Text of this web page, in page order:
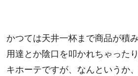
かつては天井一杯まで商品が積
用達とか陰口を叩かれちゃった
キホーテですが、なんというか